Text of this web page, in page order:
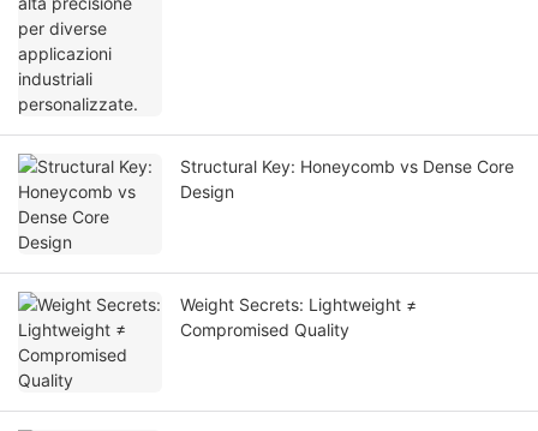
Structural Key: Honeycomb vs Dense Core
Design
Weight Secrets: Lightweight ≠
Compromised Quality